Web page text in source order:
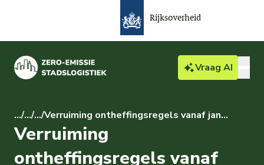
Rijksoverheid
Vraag AI
Bedrijven & particulieren
Actueel
.../.../.../ Verruiming ontheffingsregels vanaf januari 2026
Verruiming
ontheffingsregels vanaf